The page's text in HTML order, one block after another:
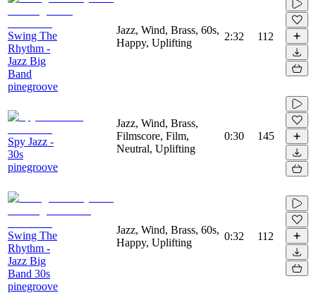
Swing The
Rhythm -
Jazz Big
Band
pinegroove
Jazz, Wind, Brass, 60s,
Happy, Uplifting
2:32 112
Spy Jazz -
30s
pinegroove
Jazz, Wind, Brass,
Filmscore, Film,
Neutral, Uplifting
0:30 145
Swing The
Rhythm -
Jazz Big
Band 30s
pinegroove
Jazz, Wind, Brass, 60s,
Happy, Uplifting
0:32 112